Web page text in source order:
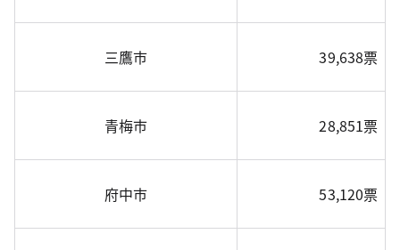
三鷹市 39,638票
青梅市 28,851票
府中市 53,120票